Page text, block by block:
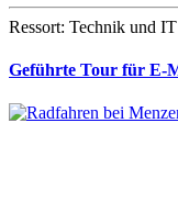
Ressort: Technik und IT
Geführte Tour für E-